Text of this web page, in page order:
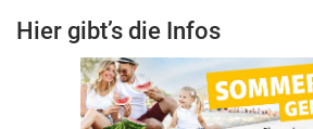
Hier gibt’s die Infos